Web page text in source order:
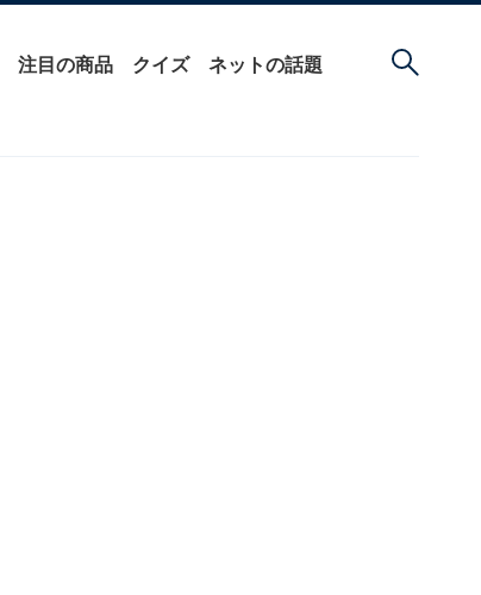
注目の商品 クイズ ネットの話題